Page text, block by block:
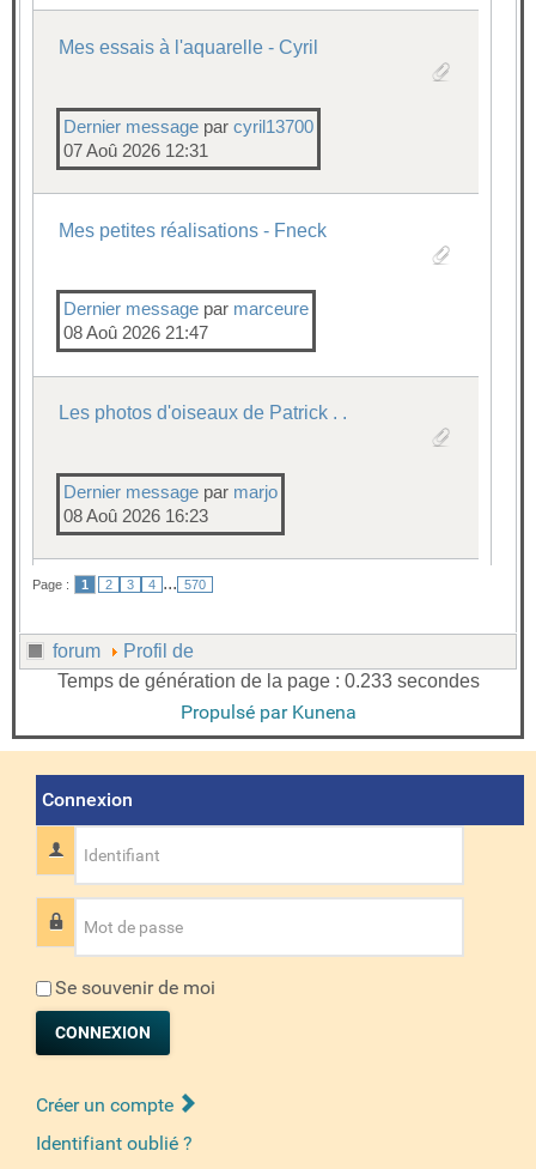
Mes essais à l'aquarelle - Cyril
Dernier message parcyril13700
07 Aoû 2026 12:31
Mes petites réalisations - Fneck
Dernier message par marceure
08 Aoû 2026 21:47
Les photos d'oiseaux de Patrick . .
Dernier message par marjo
08 Aoû 2026 16:23
Page : 1 2 3 4 ... 570
forum
Profil de
Temps de génération de la page : 0.233 secondes
Propulsé par Kunena
Connexion
Identifiant
Mot de passe
Se souvenir de moi
CONNEXION
Créer un compte
Identifiant oublié ?